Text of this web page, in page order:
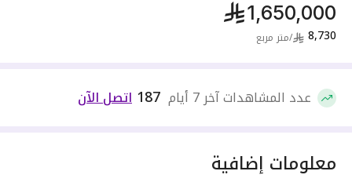
1,650,000
8,730
/متر مربع
عدد المشاهدات آخر 7 أيام 187 اتصل الآن
معلومات إضافية